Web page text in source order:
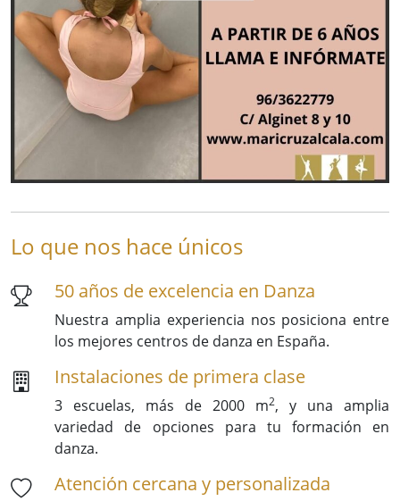
Lo que nos hace únicos
50 años de excelencia en Danza
Nuestra amplia experiencia nos posiciona entre
los mejores centros de danza en España.
Instalaciones de primera clase
3 escuelas, más de 2000 m2, y una amplia
variedad de opciones para tu formación en
danza.
Atención cercana y personalizada